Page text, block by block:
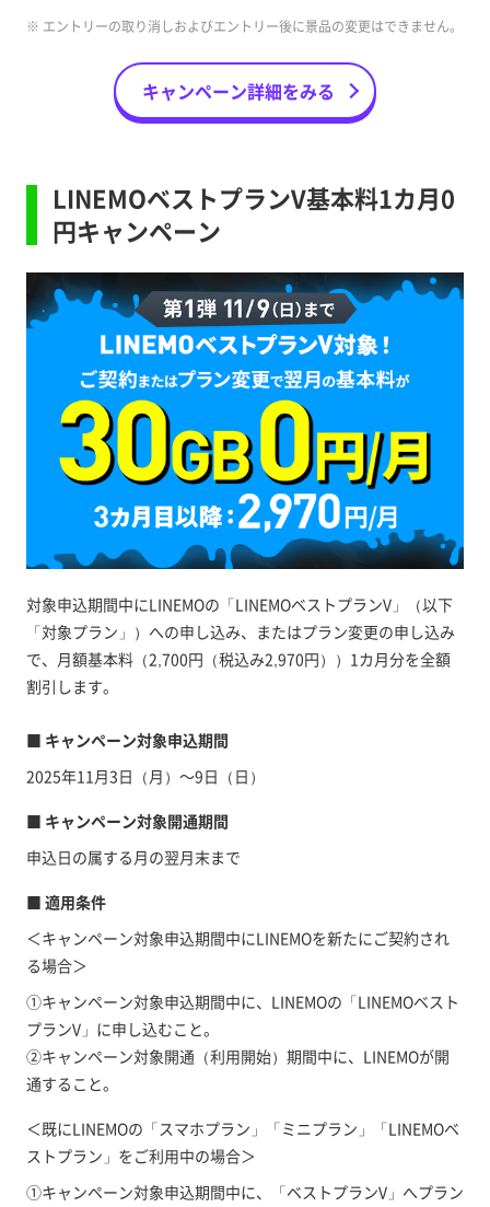
※ エントリーの取り消しおよびエントリー後に景品の変更はできません。
キャンペーン詳細をみる
LINEMOベストプランV基本料1カ月0
円キャンペーン
対象申込期間中にLINEMOの「LINEMOベストプランV」（以下
「対象プラン」）への申し込み、またはプラン変更の申し込み
で、月額基本料（2,700円（税込み2,970円））1カ月分を全額
割引します。
■ キャンペーン対象申込期間
2025年11月3日（月）～9日（日）
■ キャンペーン対象開通期間
申込日の属する月の翌月末まで
■ 適用条件
＜キャンペーン対象申込期間中にLINEMOを新たにご契約され
る場合＞
①キャンペーン対象申込期間中に、LINEMOの「LINEMOベスト
プランV」に申し込むこと。
②キャンペーン対象開通（利用開始）期間中に、LINEMOが開
通すること。
＜既にLINEMOの「スマホプラン」「ミニプラン」「LINEMOベ
ストプラン」をご利用中の場合＞
①キャンペーン対象申込期間中に、「ベストプランV」へプラン